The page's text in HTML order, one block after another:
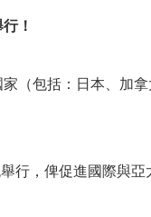
！
（包括：日本、加
行，俾促進國際與